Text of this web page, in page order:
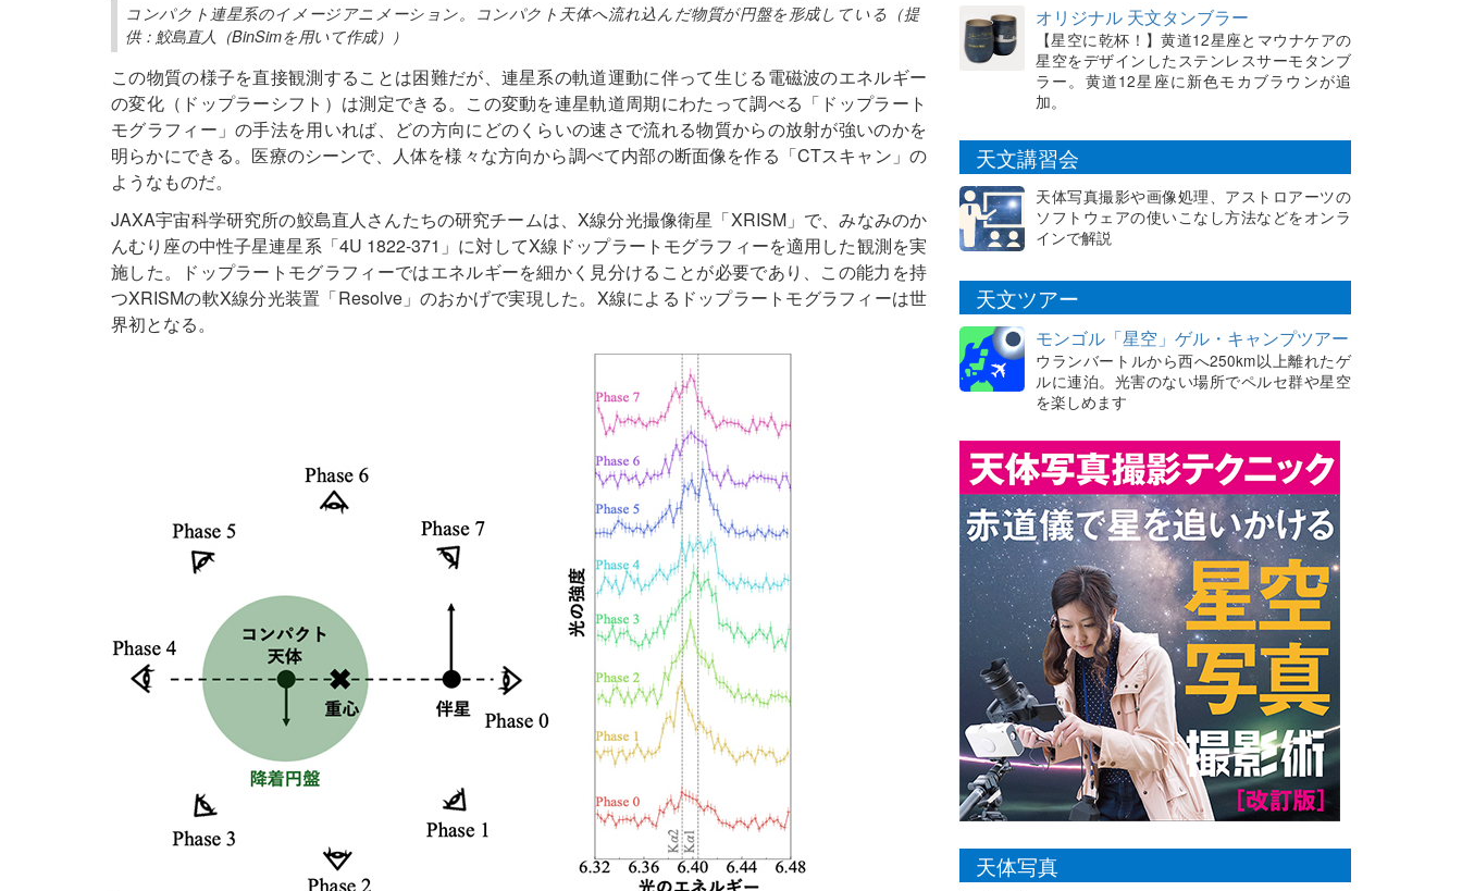
コンパクト連星系のイメージアニメーション。コンパクト天体へ流れ込んだ物質が円盤を形成している（提
供：鮫島直人（BinSimを用いて作成））
この物質の様子を直接観測することは困難だが、連星系の軌道運動に伴って生じる電磁波のエネルギー
の変化（ドップラーシフト）は測定できる。この変動を連星軌道周期にわたって調べる「ドップラート
モグラフィー」の手法を用いれば、どの方向にどのくらいの速さで流れる物質からの放射が強いのかを
明らかにできる。医療のシーンで、人体を様々な方向から調べて内部の断面像を作る「CTスキャン」の
ようなものだ。
JAXA宇宙科学研究所の鮫島直人さんたちの研究チームは、X線分光撮像衛星「XRISM」で、みなみのか
んむり座の中性子星連星系「4U 1822-371」に対してX線ドップラートモグラフィーを適用した観測を実
施した。ドップラートモグラフィーではエネルギーを細かく見分けることが必要であり、この能力を持
つXRISMの軟X線分光装置「Resolve」のおかげで実現した。X線によるドップラートモグラフィーは世
界初となる。
オリジナル 天文タンブラー
【星空に乾杯！】黄道12星座とマウナケアの
星空をデザインしたステンレスサーモタンブ
ラー。黄道12星座に新色モカブラウンが追
加。
天文講習会
天体写真撮影や画像処理、アストロアーツの
ソフトウェアの使いこなし方法などをオンラ
インで解説
天文ツアー
モンゴル「星空」ゲル・キャンプツアー
ウランバートルから西へ250km以上離れたゲ
ルに連泊。光害のない場所でペルセ群や星空
を楽しめます
天体写真